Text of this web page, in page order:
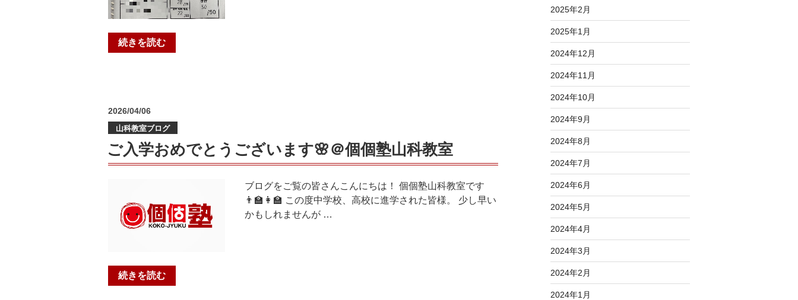
“2026
年
回
テ
ト
い
か
個
個
続きを読む
投
2026/04/06
山科教室ブログ
ご入学おめでとうございます🌸＠個個塾山科教室
ブログをご覧の皆さんこんにちは！ 個個塾山科教室です
👨‍🏫👩‍🏫 この度中学校、高校に進学された皆様。 少し早い
かもしれませんが …
“ご
入
続きを読む
2025年2月
2025年1月
2024年12月
2024年11月
2024年10月
2024年9月
2024年8月
2024年7月
2024年6月
2024年5月
2024年4月
2024年3月
2024年2月
2024年1月